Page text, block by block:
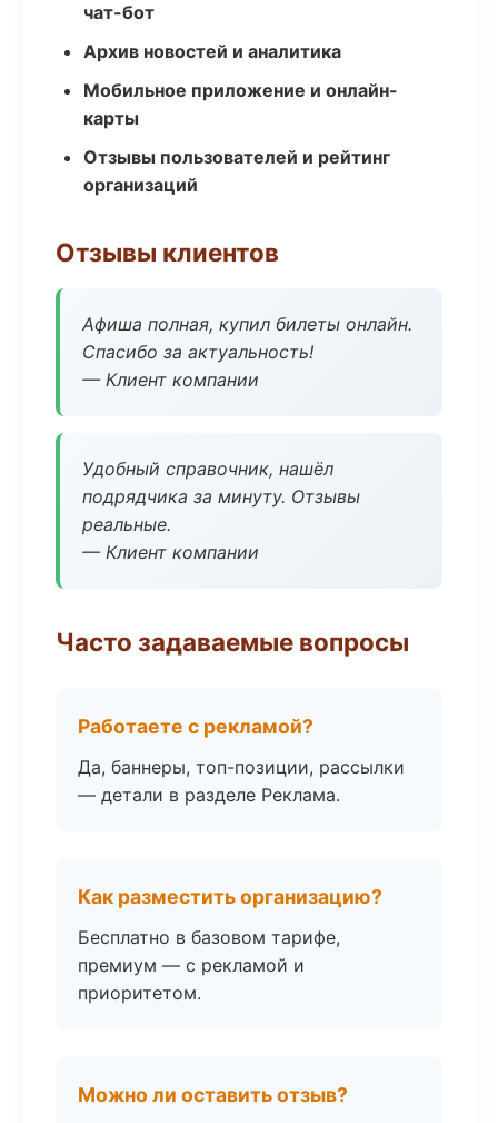
чат-бот
Архив новостей и аналитика
Мобильное приложение и онлайн-
карты
Отзывы пользователей и рейтинг
организаций
Отзывы клиентов
Афиша полная, купил билеты онлайн.
Спасибо за актуальность!
— Клиент компании
Удобный справочник, нашёл
подрядчика за минуту. Отзывы
реальные.
— Клиент компании
Часто задаваемые вопросы
Работаете с рекламой?
Да, баннеры, топ-позиции, рассылки
— детали в разделе Реклама.
Как разместить организацию?
Бесплатно в базовом тарифе,
премиум — с рекламой и
приоритетом.
Можно ли оставить отзыв?